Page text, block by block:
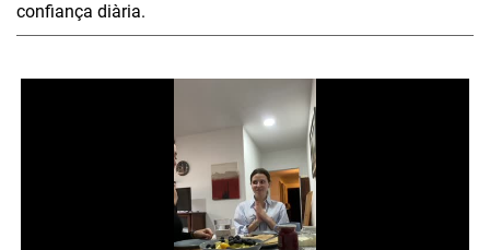
confiança diària.